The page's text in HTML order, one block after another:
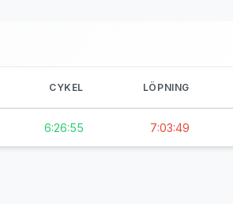
CYKEL LÖPNING
6:26:55 7:03:49